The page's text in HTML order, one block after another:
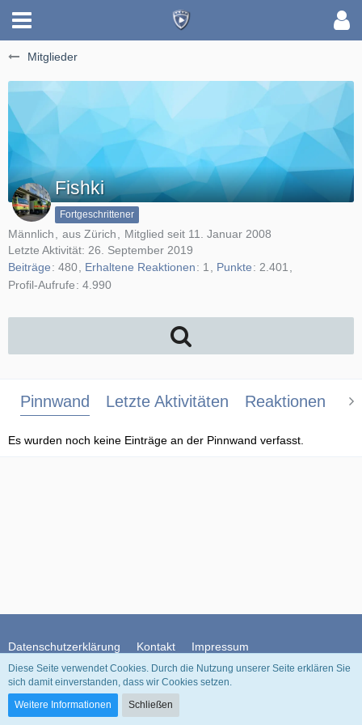
Mitglieder
Fishki
Fortgeschrittener
Männlich aus Zürich
Mitglied seit 11. Januar 2008
Letzte Aktivität: 26. September 2019
Beiträge
480 Erhaltene Reaktionen 1 Punkte
2.401
Profil-Aufrufe
4.990
Pinnwand Letzte Aktivitäten Reaktionen
Es wurden noch keine Einträge an der Pinnwand verfasst.
Datenschutzerklärung Kontakt Impressum
Community-Software:
Diese Seite verwendet Cookies. Durch die Nutzung unserer Seite erklären Sie
sich damit einverstanden, dass wir Cookies setzen.
Weitere Informationen
Schließen